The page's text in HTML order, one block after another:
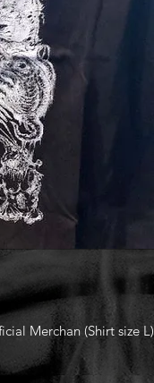
Merchan (Shirt size L)